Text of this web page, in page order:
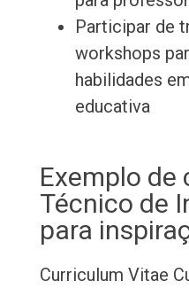
Participar de
workshops
habilidades
educativa
Exemplo de
Técnico de
para
Curriculum Vitae